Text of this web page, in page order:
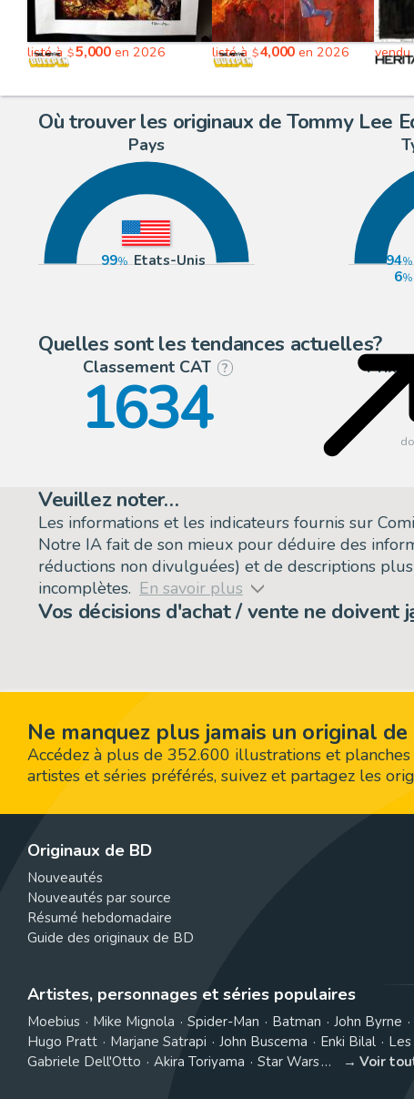
listé à $5,000en 2026 listé à $4,000 en 2026 vendu
Où trouver les originaux de Tommy Lee
Pays
99 Etats-Unis 94
6
Quelles sont les tendances actuelles?
Classement CAT ?
1634 Prix
Veuillez noter…
Les informations et les indicateurs fournis sur
Notre IA fait de son mieux pour déduire des
réductions non divulguées) et de descriptions
incomplètes. En savoir plus
Vos décisions d'achat / vente ne doivent
Ne manquez plus jamais un original de
Accédez à plus de 352.600 illustrations et
artistes et séries préférés, suivez et partagez les
Originaux de BD
Nouveautés
Nouveautés par source
Résumé hebdomadaire
Guide des originaux de BD
Artistes, personnages et séries populaires
Moebius Mike Mignola Spider-Man Batman John Byrne
Hugo Pratt
Marjane Satrapi John Buscema Enki Bilal
Gabriele Dell'Otto
Akira Toriyama Star Wars Voir